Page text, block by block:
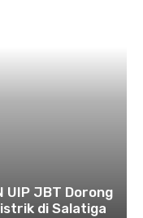
UIP JBT Dorong
di Salatiga